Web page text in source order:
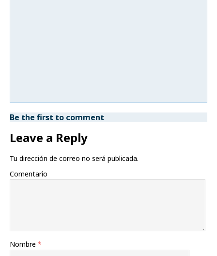
Be the first to comment
Leave a Reply
Tu dirección de correo no será publicada.
Comentario
Nombre *